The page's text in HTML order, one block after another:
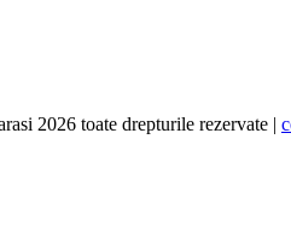
2026 toate drepturile rezervate |